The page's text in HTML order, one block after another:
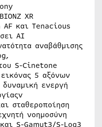
XR
και Tenacious
ΑΙ
αναβάθμισης
S-Cinetone
5 αξόνων
ενεργή
σταθεροποίηση
νοημοσύνη
S-Gamut3/S-Log3